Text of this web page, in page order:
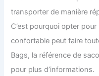
transporter de manière
C’est pourquoi opter
confortable peut faire
Bags, la référence de
pour plus d’informations.